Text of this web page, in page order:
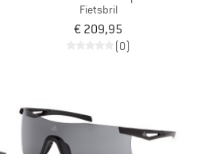
Fietsbril
€ 209,95
(0)